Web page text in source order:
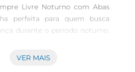
Livre Noturno com Abas
perfeita para quem busca
durante o período noturno.
este produto garante que
VER MAIS